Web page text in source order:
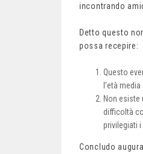
incontrando
Detto questo
possa recepire:
Questo
l’età
Non esiste
difficoltà
privilegiati
Concludo